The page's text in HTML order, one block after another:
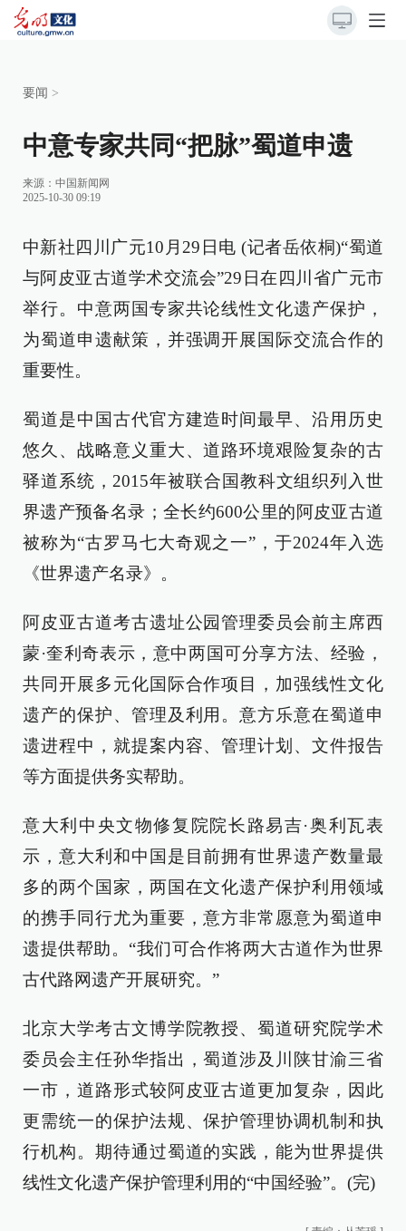
要闻 >
中意专家共同“把脉”蜀道申遗
来源： 中国新闻网
2025-10-30 09:19
中新社四川广元10月29日电 (记者岳依桐)“蜀道
与阿皮亚古道学术交流会”29日在四川省广元市
举行。中意两国专家共论线性文化遗产保护，
为蜀道申遗献策，并强调开展国际交流合作的
重要性。
蜀道是中国古代官方建造时间最早、沿用历史
悠久、战略意义重大、道路环境艰险复杂的古
驿道系统，2015年被联合国教科文组织列入世
界遗产预备名录；全长约600公里的阿皮亚古道
被称为“古罗马七大奇观之一”，于2024年入选
《世界遗产名录》。
阿皮亚古道考古遗址公园管理委员会前主席西
蒙·奎利奇表示，意中两国可分享方法、经验，
共同开展多元化国际合作项目，加强线性文化
遗产的保护、管理及利用。意方乐意在蜀道申
遗进程中，就提案内容、管理计划、文件报告
等方面提供务实帮助。
意大利中央文物修复院院长路易吉·奥利瓦表
示，意大利和中国是目前拥有世界遗产数量最
多的两个国家，两国在文化遗产保护利用领域
的携手同行尤为重要，意方非常愿意为蜀道申
遗提供帮助。“我们可合作将两大古道作为世界
古代路网遗产开展研究。”
北京大学考古文博学院教授、蜀道研究院学术
委员会主任孙华指出，蜀道涉及川陕甘渝三省
一市，道路形式较阿皮亚古道更加复杂，因此
更需统一的保护法规、保护管理协调机制和执
行机构。期待通过蜀道的实践，能为世界提供
线性文化遗产保护管理利用的“中国经验”。(完)